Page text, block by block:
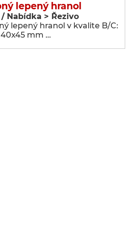
lepený hranol
Nabídka > Řezivo
lepený hranol v kvalite B/C:
40x45 mm …